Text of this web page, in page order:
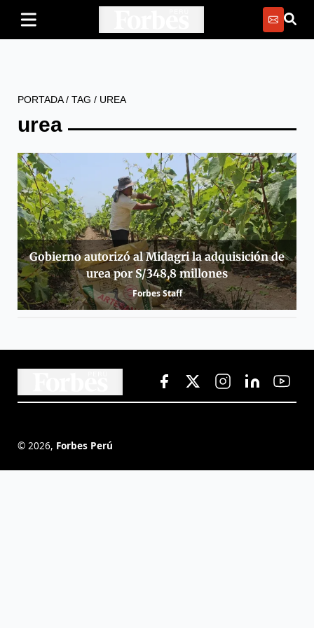
PORTADA/ TAG / UREA
urea
Gobierno autorizó al Midagri la adquisición de
urea por S/348,8 millones
Forbes Staff
© 2026, Forbes Perú